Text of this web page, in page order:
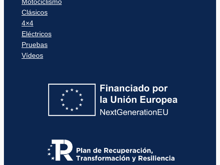
Clásicos
4×4
Eléctricos
Pruebas
Vídeos